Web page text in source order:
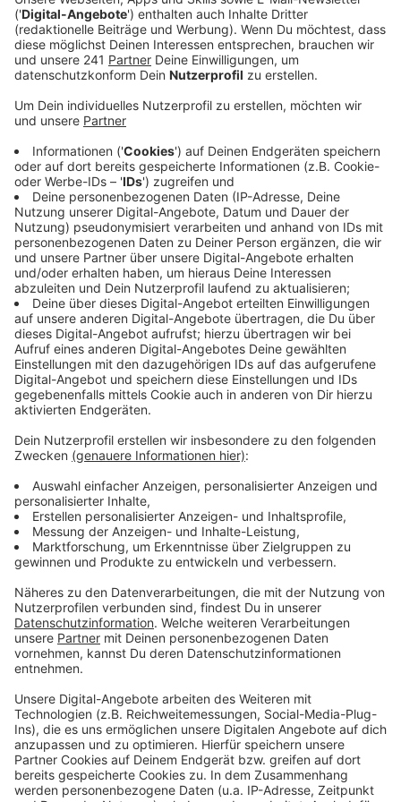
Anzeige
Kgaogelo Moagi, wie Master KG mit bürgerlichem
Namen heißt, hat als Zwölfjähriger in seinem Dorf im
nördlichen Südafrika Kinder dabei beobachtet, wie sie
auf einem Computer Musik gemacht haben. Das hat
ihn so beeindruckt, dass er seinen Onkel angebettelt
hat, selbst einen zu bekommen. Die Folge: Die Welt
tanzt. Gut ein paar Zwischenschritte fehlen, aber
"Jerusalema" hat sich weltweit in den Charts plaziert
und zum Beispiel in Frankreich Gold geholt.
Anzeige
Wir benötigen Ihre
Zustimmung, um den YouTube
Video-Service zu laden!
Wir verwenden einen Service eines
einzubetten. Dieser Service kann
Daten zu Ihren Aktivitäten
sammeln. Bitte lesen Sie die
Details durch und stimmen Sie der
Video anzusehen.
Mehr Informationen
powered byUsercentrics Consent
Management Platform
Master KG - Jerusalema (Feat. Burna Boy and
Nomcebo)
Anzeige